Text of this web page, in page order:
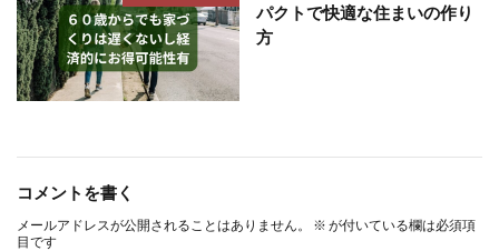
パクトで快適な住まいの作り
方
コメントを書く
メールアドレスが公開されることはありません。 ※ が付いている欄は必須項
目です